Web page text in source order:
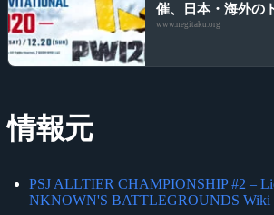
催、日本・海外の
www.negitaku.org
情報元
PSJ ALLTIER CHAMPIONSHIP #2 –
NKNOWN'S BATTLEGROUNDS Wiki